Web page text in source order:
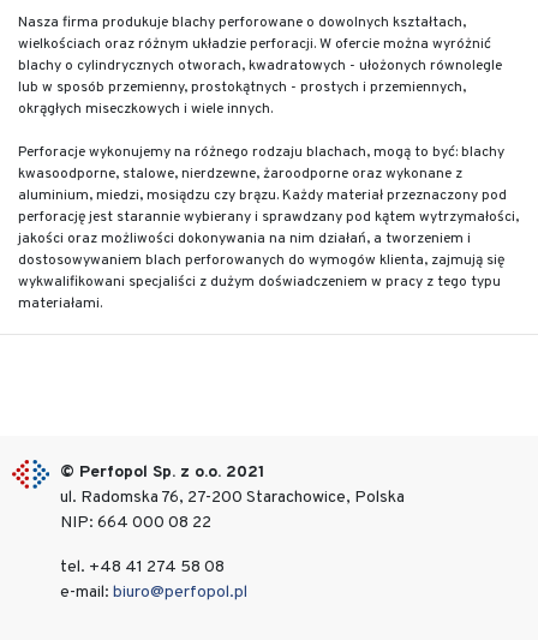
Nasza firma produkuje blachy perforowane o dowolnych kształtach,
wielkościach oraz różnym układzie perforacji. W ofercie można wyróżnić
blachy o cylindrycznych otworach, kwadratowych - ułożonych równolegle
lub w sposób przemienny, prostokątnych - prostych i przemiennych,
okrągłych miseczkowych i wiele innych.
Perforacje wykonujemy na różnego rodzaju blachach, mogą to być: blachy
kwasoodporne, stalowe, nierdzewne, żaroodporne oraz wykonane z
aluminium, miedzi, mosiądzu czy brązu. Każdy materiał przeznaczony pod
perforację jest starannie wybierany i sprawdzany pod kątem wytrzymałości,
jakości oraz możliwości dokonywania na nim działań, a tworzeniem i
dostosowywaniem blach perforowanych do wymogów klienta, zajmują się
wykwalifikowani specjaliści z dużym doświadczeniem w pracy z tego typu
materiałami.
© Perfopol Sp. z o.o. 2021
ul. Radomska 76, 27-200 Starachowice, Polska
NIP: 664 000 08 22
tel. +48 41 274 58 08
e-mail: biuro@perfopol.pl